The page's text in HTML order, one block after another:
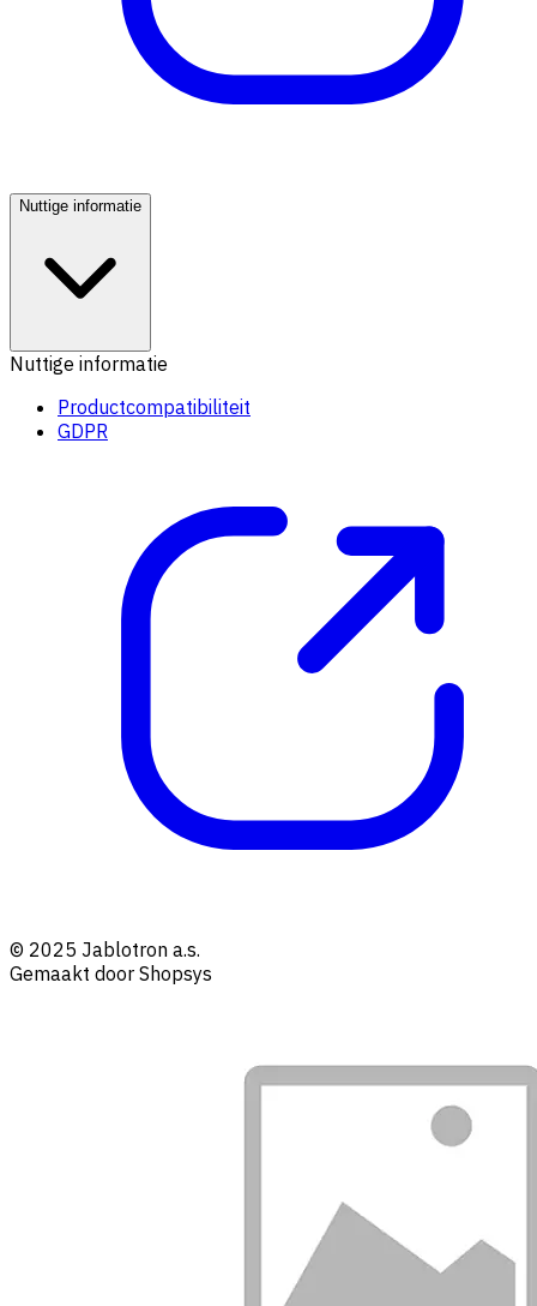
Nuttige informatie
Nuttige informatie
Productcompatibiliteit
GDPR
© 2025 Jablotron a.s.
Gemaakt door Shopsys